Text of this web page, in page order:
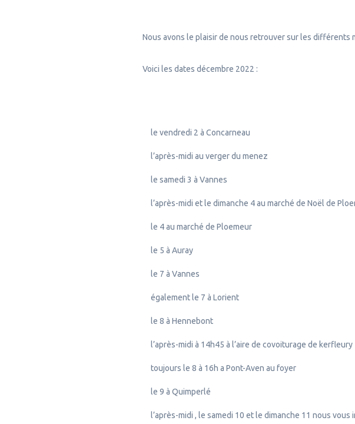
Nous avons le plaisir de nous retrouver sur les différents
Voici les dates décembre 2022 :
le vendredi 2 à Concarneau
l’après-midi au verger du menez
le samedi 3 à Vannes
l’après-midi et le dimanche 4 au marché de Noël de
le 4 au marché de Ploemeur
le 5 à Auray
le 7 à Vannes
également le 7 à Lorient
le 8 à Hennebont
l’après-midi à 14h45 à l’aire de covoiturage de kerfleury
toujours le 8 à 16h a Pont-Aven au foyer
le 9 à Quimperlé
l’après-midi , le samedi 10 et le dimanche 11 nous